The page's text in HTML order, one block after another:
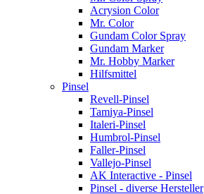
Acrysion Color
Mr. Color
Gundam Color Spray
Gundam Marker
Mr. Hobby Marker
Hilfsmittel
Pinsel
Revell-Pinsel
Tamiya-Pinsel
Italeri-Pinsel
Humbrol-Pinsel
Faller-Pinsel
Vallejo-Pinsel
AK Interactive - Pinsel
Pinsel - diverse Hersteller